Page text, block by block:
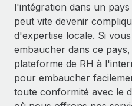
l'intégration dans un
peut vite devenir
d'expertise locale. Si
embaucher dans ce
plateforme de RH à
pour embaucher
toute conformité avec le